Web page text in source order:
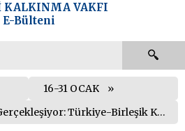
KALKINMA VAKFI
E-Bülteni
16-31 OCAK
AB GÜNDEMİ: Brexit Gerçekleşiyor: Türkiye-Birleşik Krallık İlişkileri Nasıl İlerleyecek?